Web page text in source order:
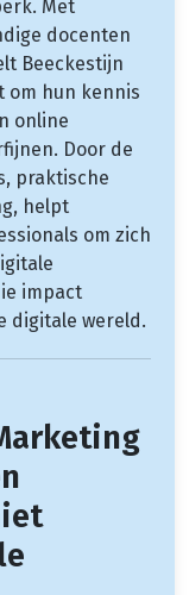
Met
docenten
Beeckestijn
om hun kennis
online
Door de
praktische
helpt
om zich
impact
digitale wereld.